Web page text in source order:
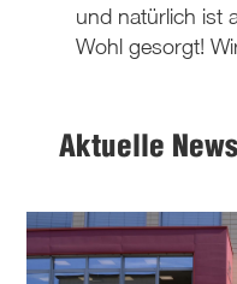
und natürlich ist
Wohl gesorgt!
Aktuelle